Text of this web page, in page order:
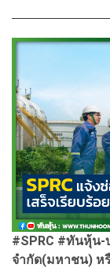
#SPRC #ทันหุ้น-
จำกัด(มหาชน) ห